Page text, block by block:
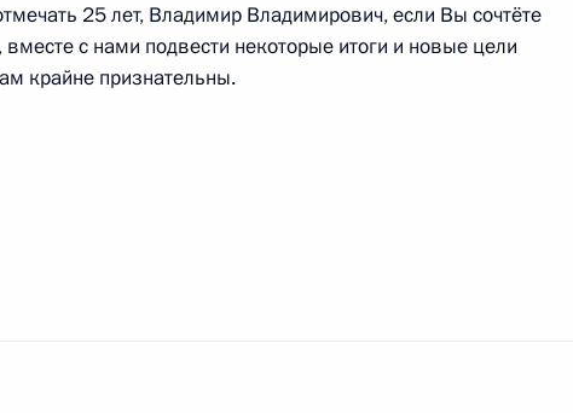
премьером – полпредом Президента
25 лет, Владимир Владимирович, если Вы сочтёте
с нами подвести некоторые итоги и новые цели
крайне признательны.